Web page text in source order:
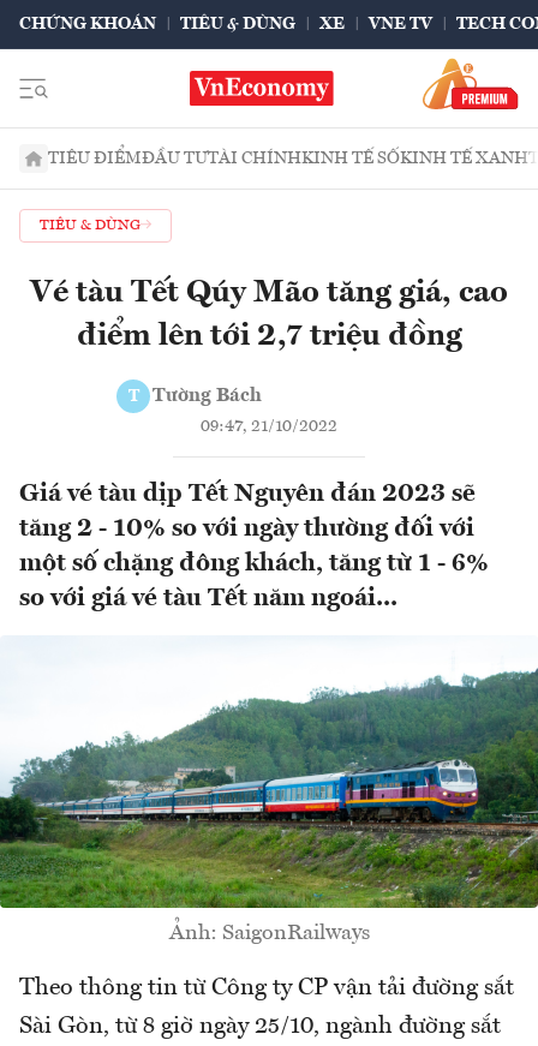
CHỨNG KHOÁN TIÊU & DÙNG XE VNE TV TECH
TIÊU ĐIỂMĐẦU TƯTÀI CHÍNHKINH TẾ SỐKINH TẾ XANH
TIÊU & DÙNG
Vé tàu Tết Qúy Mão tăng giá, cao
điểm lên tới 2,7 triệu đồng
T Tường Bách
09:47, 21/10/2022
Giá vé tàu dịp Tết Nguyên đán 2023 sẽ
tăng 2 - 10% so với ngày thường đối với
một số chặng đông khách, tăng từ 1 - 6%
so với giá vé tàu Tết năm ngoái...
Ảnh: SaigonRailways
Theo thông tin từ Công ty CP vận tải đường sắt
Sài Gòn, từ 8 giờ ngày 25/10, ngành đường sắt